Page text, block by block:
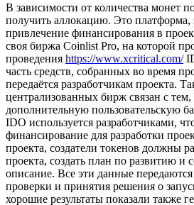
В зависимости от количества монет
получить аллокацию. Это платформа,
привлечение финансирования в
своя биржа Coinlist Pro, на которой
проведения https://www.xcritical.com/
часть средств, собранных во время
передаётся разработчикам проекта.
централизованных бирж связан с
дополнительную пользовательскую
IDO используется разработчиками,
финансирование для разработки
проекта, создатели токенов должны
проекта, создать план по развитию и
описание. Все эти данные
проверки и принятия решения о
хорошие результаты показали также